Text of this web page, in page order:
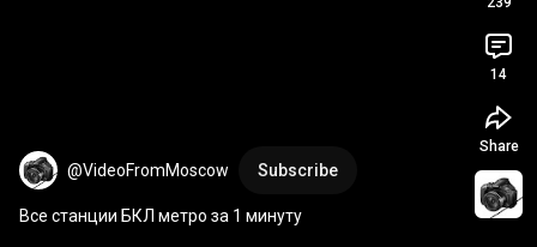
@VideoFromMoscow Subscribe
Все станции БКЛ метро за 1 минуту
14
Share